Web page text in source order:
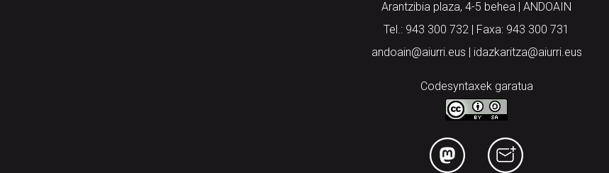
Arantzibia plaza, 4-5 behea | ANDOAIN
Tel.: 943 300 732 | Faxa: 943 300 731
andoain@aiurri.eus | idazkaritza@aiurri.eus
Codesyntaxek garatua